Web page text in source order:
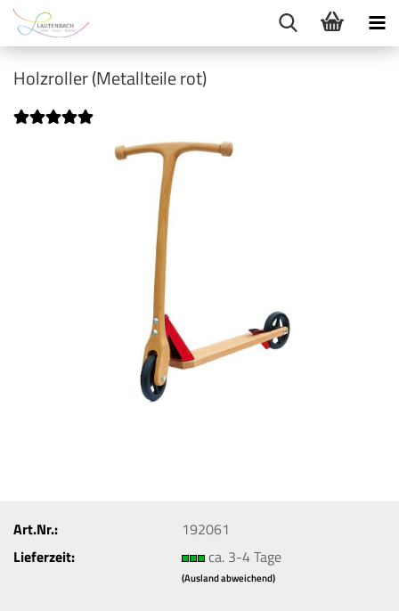
Holzroller (Metallteile rot)
Art.Nr.:
192061
Lieferzeit:
ca. 3-4 Tage
(Ausland abweichend)